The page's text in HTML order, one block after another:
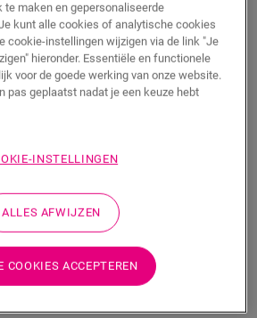
graag in het echt zien?
verkooppunt
trapbekleding voor Alpha Vinyl werk
af met een bolle trapneus. Hij is
dus de kleur van jouw trap past
vloer. Je plakt hem eenvoudig op jouw
maken en gepersonaliseerde
kunt alle cookies of analytische cookies
cookie-instellingen wijzigen via de link "Je
hieronder. Essentiële en functionele
voor de goede werking van onze website.
pas geplaatst nadat je een keuze hebt
INSTELLINGEN
ALLES AFWIJZEN
COOKIES ACCEPTEREN